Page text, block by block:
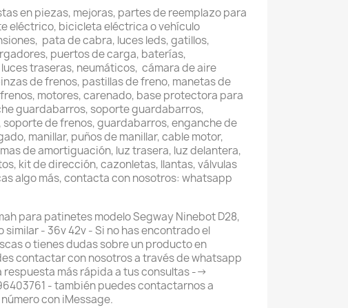
en piezas, mejoras, partes de reemplazo para
eléctrico, bicicleta eléctrica o vehículo
pata de cabra, luces leds, gatillos,
puertos de carga, baterías,
traseras, neumáticos, cámara de aire
de frenos, pastillas de freno, manetas de
motores, carenado, base protectora para
guardabarros, soporte guardabarros,
de frenos, guardabarros, enganche de
manillar, puños de manillar, cable motor,
de amortiguación, luz trasera, luz delantera,
kit de dirección, cazonletas, llantas, válvulas
algo más, contacta con nosotros: whatsapp
para patinetes modelo Segway Ninebot D28,
similar - 36v 42v - Si no has encontrado el
o tienes dudas sobre un producto en
contactar con nosotros a través de whatsapp
respuesta más rápida a tus consultas -->
- también puedes contactarnos a
con iMessage.